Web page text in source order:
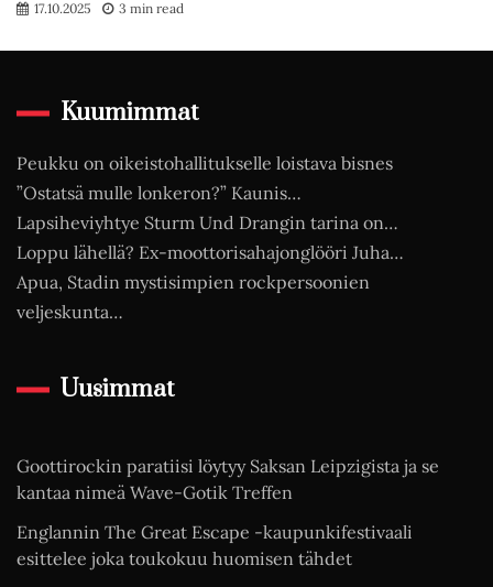
17.10.2025 3 min read
Kuumimmat
Peukku on oikeistohallitukselle loistava bisnes
”Ostatsä mulle lonkeron?” Kaunis…
Lapsiheviyhtye Sturm Und Drangin tarina on…
Loppu lähellä? Ex-moottorisahajonglööri Juha…
Apua, Stadin mystisimpien rockpersoonien
veljeskunta…
Uusimmat
Goottirockin paratiisi löytyy Saksan Leipzigista ja se
kantaa nimeä Wave-Gotik Treffen
Englannin The Great Escape -kaupunkifestivaali
esittelee joka toukokuu huomisen tähdet